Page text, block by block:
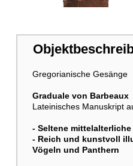
Gregorianische Gesänge
Graduale von Barbeaux
Lateinisches Manuskript
- Seltene
- Reich und kunstvoll
Vögeln und Panthern